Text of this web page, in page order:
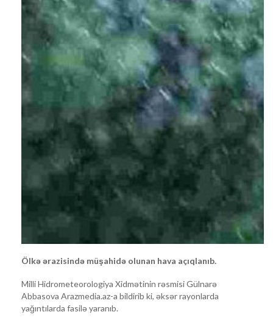
Ölkə ərazisində müşahidə olunan hava açıqlanıb.
Milli Hidrometeorologiya Xidmətinin rəsmisi Gülnarə
Abbasova Arazmedia.az-a bildirib ki, əksər rayonlarda
yağıntılarda fasilə yaranıb.